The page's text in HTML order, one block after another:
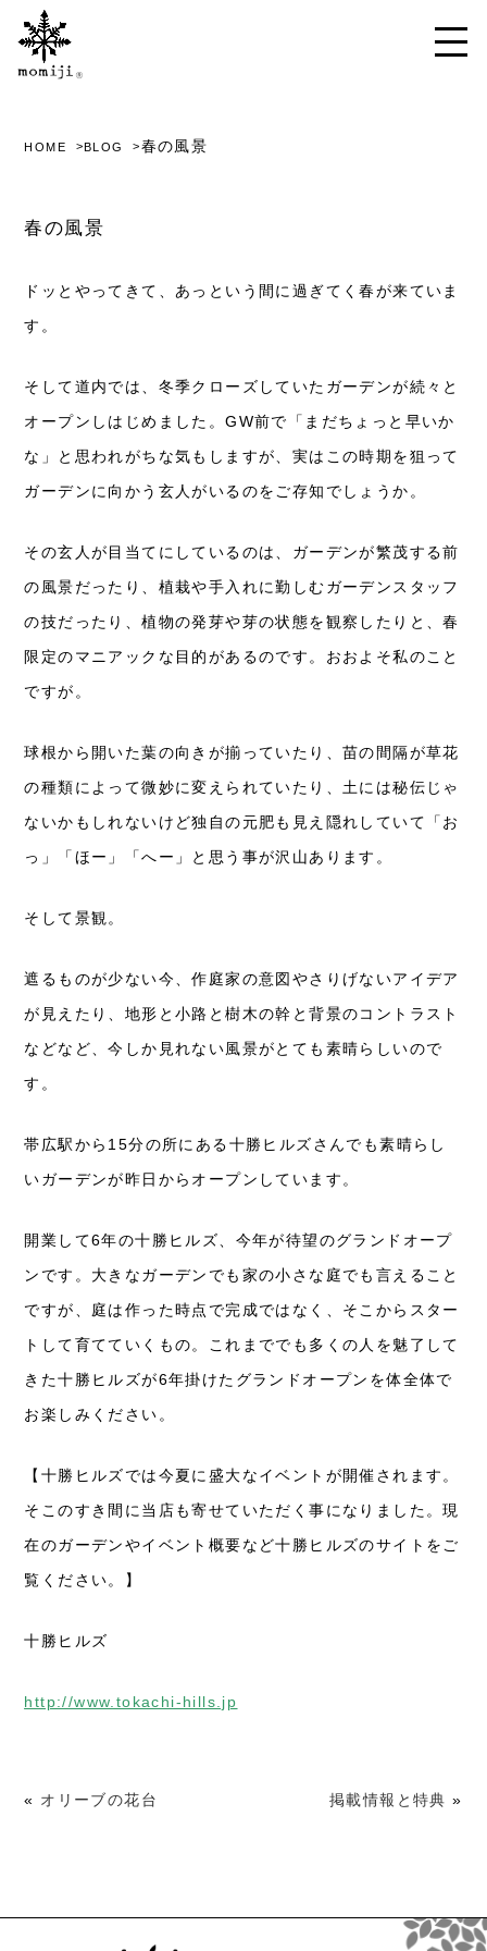
HOME BLOG 春の風景
春の風景
ドッとやってきて、あっという間に過ぎてく春が来ていま
す。
そして道内では、冬季クローズしていたガーデンが続々と
オープンしはじめました。GW前で「まだちょっと早いか
な」と思われがちな気もしますが、実はこの時期を狙って
ガーデンに向かう玄人がいるのをご存知でしょうか。
その玄人が目当てにしているのは、ガーデンが繁茂する前
の風景だったり、植栽や手入れに勤しむガーデンスタッフ
の技だったり、植物の発芽や芽の状態を観察したりと、春
限定のマニアックな目的があるのです。おおよそ私のこと
ですが。
球根から開いた葉の向きが揃っていたり、苗の間隔が草花
の種類によって微妙に変えられていたり、土には秘伝じゃ
ないかもしれないけど独自の元肥も見え隠れしていて「お
っ」「ほー」「へー」と思う事が沢山あります。
そして景観。
遮るものが少ない今、作庭家の意図やさりげないアイデア
が見えたり、地形と小路と樹木の幹と背景のコントラスト
などなど、今しか見れない風景がとても素晴らしいので
す。
帯広駅から15分の所にある十勝ヒルズさんでも素晴らし
いガーデンが昨日からオープンしています。
開業して6年の十勝ヒルズ、今年が待望のグランドオープ
ンです。大きなガーデンでも家の小さな庭でも言えること
ですが、庭は作った時点で完成ではなく、そこからスター
トして育てていくもの。これまででも多くの人を魅了して
きた十勝ヒルズが6年掛けたグランドオープンを体全体で
お楽しみください。
【十勝ヒルズでは今夏に盛大なイベントが開催されます。
そこのすき間に当店も寄せていただく事になりました。現
在のガーデンやイベント概要など十勝ヒルズのサイトをご
覧ください。】
十勝ヒルズ
http://www.tokachi-hills.jp
« オリーブの花台 掲載情報と特典 »